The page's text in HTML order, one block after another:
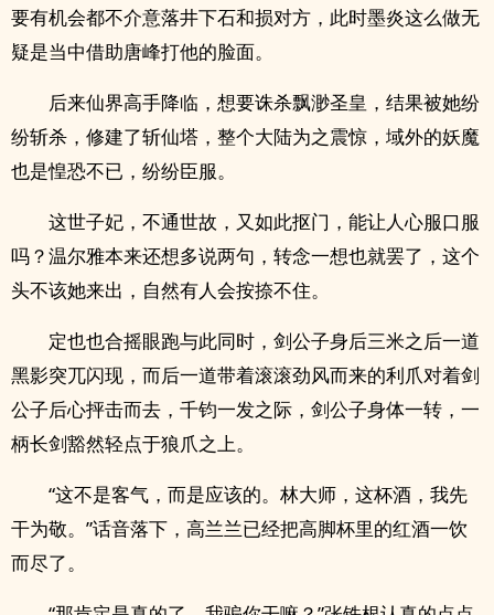
要有机会都不介意落井下石和损对方，此时墨炎这么做无
疑是当中借助唐峰打他的脸面。
后来仙界高手降临，想要诛杀飘渺圣皇，结果被她纷
纷斩杀，修建了斩仙塔，整个大陆为之震惊，域外的妖魔
也是惶恐不已，纷纷臣服。
这世子妃，不通世故，又如此抠门，能让人心服口服
吗？温尔雅本来还想多说两句，转念一想也就罢了，这个
头不该她来出，自然有人会按捺不住。
定也也合摇眼跑与此同时，剑公子身后三米之后一道
黑影突兀闪现，而后一道带着滚滚劲风而来的利爪对着剑
公子后心抨击而去，千钧一发之际，剑公子身体一转，一
柄长剑豁然轻点于狼爪之上。
“这不是客气，而是应该的。林大师，这杯酒，我先
干为敬。”话音落下，高兰兰已经把高脚杯里的红酒一饮
而尽了。